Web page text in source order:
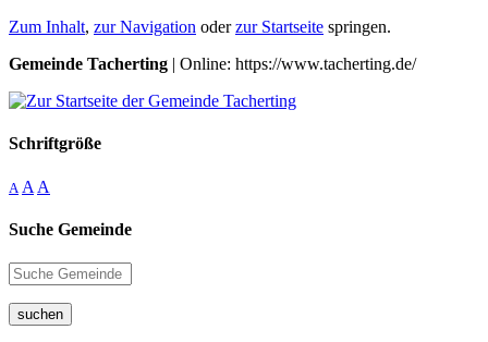
Zum Inhalt, zur Navigation oderzur Startseite springen.
Gemeinde Tacherting | Online: https://www.tacherting.de/
Schriftgröße
A A A
Suche Gemeinde
suchen